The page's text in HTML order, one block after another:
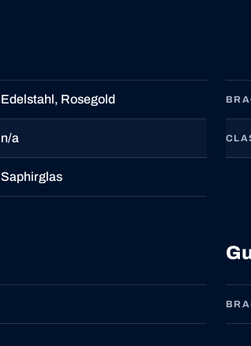
Edelstahl, Rosegold
n/a
Saphirglas